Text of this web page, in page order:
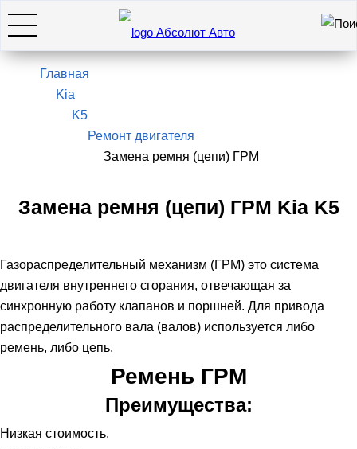
7(495)966-28-26
Genesis
Искать
Главная
Kia
K5
Ремонт двигателя
Замена ремня (цепи) ГРМ
Замена ремня (цепи) ГРМ Kia K5
Газораспределительный механизм (ГРМ) это система
двигателя внутреннего сгорания, отвечающая за
синхронную работу клапанов и поршней. Для привода
распределительного вала (валов) используется либо
ремень, либо цепь.
Ремень ГРМ
Преимущества:
Низкая стоимость.